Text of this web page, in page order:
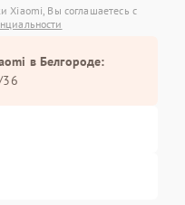
Xiaomi, Вы соглашаетесь с
в Белгороде:
36